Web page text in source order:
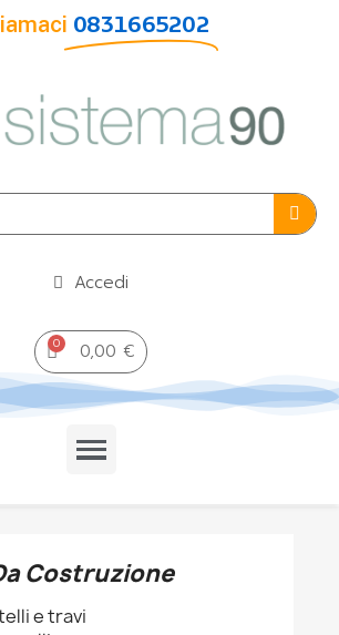
0831665202
Accedi
0,00 €
Costruzione
e travi